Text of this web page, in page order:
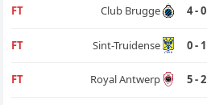
FT Club Brugge 4 - 0
FT Sint-Truidense 0 - 1
FT Royal Antwerp 5 - 2